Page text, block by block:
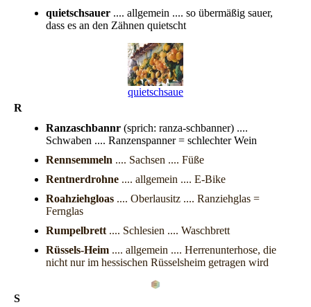
quietschsauer .... allgemein .... so übermäßig sauer,
dass es an den Zähnen quietscht
quietschsauer
R
Ranzaschbannr (sprich: ranza-schbanner) ....
Schwaben .... Ranzenspanner = schlechter Wein
Rennsemmeln .... Sachsen .... Füße
Rentnerdrohne .... allgemein .... E-Bike
Roahziehgloas .... Oberlausitz .... Ranziehglas =
Fernglas
Rumpelbrett .... Schlesien .... Waschbrett
Rüssels-Heim .... allgemein .... Herrenunterhose, die
nicht nur im hessischen Rüsselsheim getragen wird
S